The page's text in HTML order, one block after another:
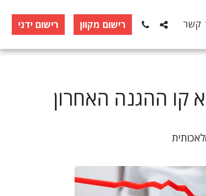
קשר רישום מקוון רישום ידני
קו ההגנה האחרון